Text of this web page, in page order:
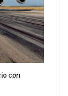
con